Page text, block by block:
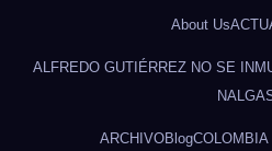
About Us
ALFREDO GUTIÉRREZ NO SE
ARCHIVOBlog